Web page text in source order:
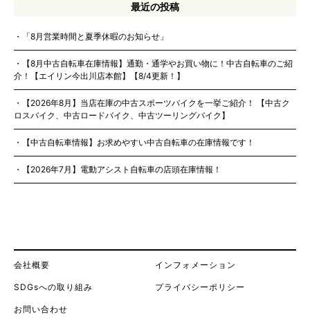
最近の投稿
「8月営業時間と夏季休暇のお知らせ」
【8月中古自転車在庫情報】通勤・通学やお買い物に！中古自転車のご紹
介！【エイリン今出川店本館】【8/4更新！】
【2026年8月】当店在庫の中古スポーツバイクを一挙ご紹介！ 【中古ク
ロスバイク、中古ロードバイク、中古ツーリングバイク】
【中古自転車情報】お求めやすい中古自転車の在庫情報です！
【2026年7月】電動アシスト自転車の店頭在庫情報！
会社概要 インフォメーション
SDGsへの取り組み プライバシーポリシー
お問い合わせ